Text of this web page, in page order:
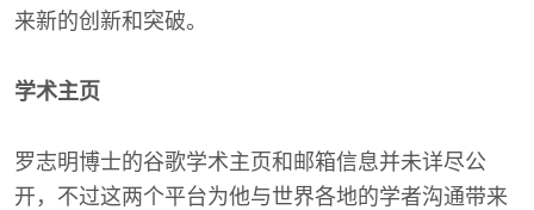
来新的创新和突破。
学术主页
罗志明博士的谷歌学术主页和邮箱信息并未详尽公
开，不过这两个平台为他与世界各地的学者沟通带来